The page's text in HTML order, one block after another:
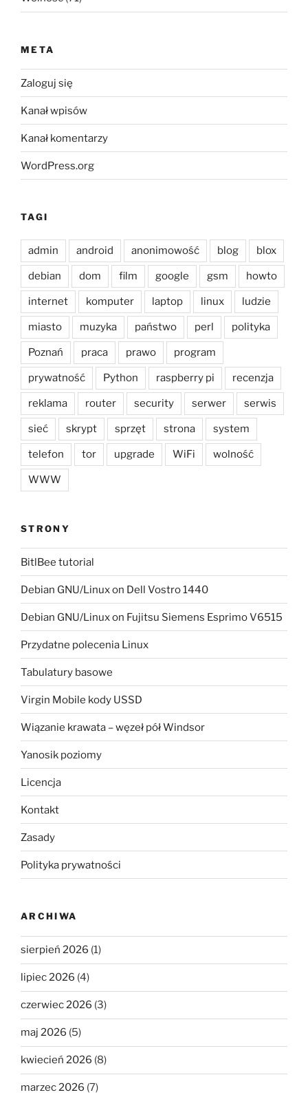
META
Zaloguj się
Kanał wpisów
Kanał komentarzy
WordPress.org
TAGI
admin android anonimowość blog blox
debian dom film google gsm howto
internet komputer laptop linux ludzie
miasto muzyka państwo perl polityka
Poznań praca prawo program
prywatność Python raspberry pi recenzja
reklama router security serwer serwis
sieć skrypt sprzęt strona system
telefon tor upgrade WiFi wolność
WWW
STRONY
BitlBee tutorial
Debian GNU/Linux on Dell Vostro 1440
Debian GNU/Linux on Fujitsu Siemens Esprimo V6515
Przydatne polecenia Linux
Tabulatury basowe
Virgin Mobile kody USSD
Wiązanie krawata – węzeł pół Windsor
Yanosik poziomy
Licencja
Kontakt
Zasady
Polityka prywatności
ARCHIWA
sierpień 2026 (1)
lipiec 2026 (4)
czerwiec 2026 (3)
maj 2026 (5)
kwiecień 2026 (8)
marzec 2026 (7)